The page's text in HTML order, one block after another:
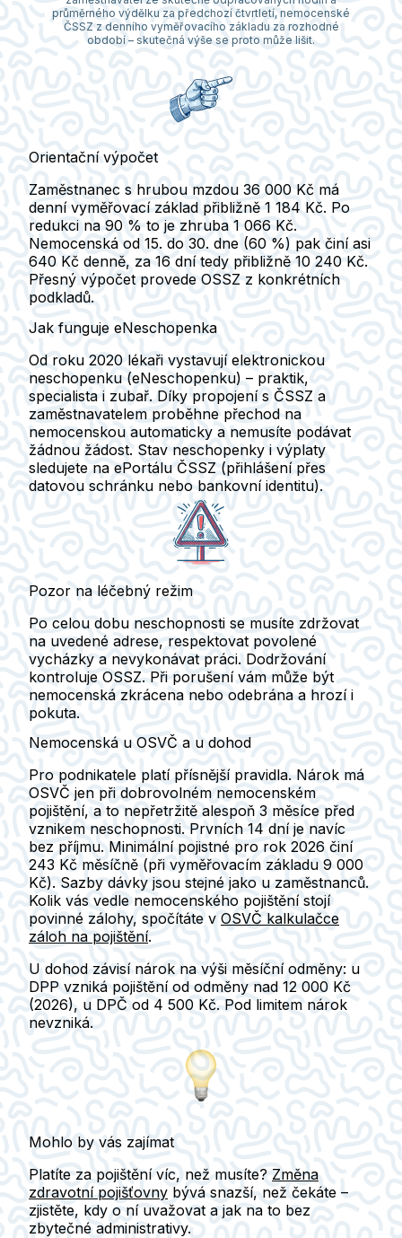
průměrného výdělku za předchozí čtvrtletí, nemocenské
ČSSZ z denního vyměřovacího základu za rozhodné
období – skutečná výše se proto může lišit.
Orientační výpočet
Zaměstnanec s hrubou mzdou 36 000 Kč má
denní vyměřovací základ přibližně 1 184 Kč. Po
redukci na 90 % to je zhruba 1 066 Kč.
Nemocenská od 15. do 30. dne (60 %) pak činí asi
640 Kč denně, za 16 dní tedy přibližně 10 240 Kč.
Přesný výpočet provede OSSZ z konkrétních
podkladů.
Jak funguje eNeschopenka
Od roku 2020 lékaři vystavují elektronickou
neschopenku (eNeschopenku) – praktik,
specialista i zubař. Díky propojení s ČSSZ a
zaměstnavatelem proběhne přechod na
nemocenskou automaticky a nemusíte podávat
žádnou žádost. Stav neschopenky i výplaty
sledujete na ePortálu ČSSZ (přihlášení přes
datovou schránku nebo bankovní identitu).
Pozor na léčebný režim
Po celou dobu neschopnosti se musíte zdržovat
na uvedené adrese, respektovat povolené
vycházky a nevykonávat práci. Dodržování
kontroluje OSSZ. Při porušení vám může být
nemocenská zkrácena nebo odebrána a hrozí i
pokuta.
Nemocenská u OSVČ a u dohod
Pro podnikatele platí přísnější pravidla. Nárok má
OSVČ jen při dobrovolném nemocenském
pojištění, a to nepřetržitě alespoň 3 měsíce před
vznikem neschopnosti. Prvních 14 dní je navíc
bez příjmu. Minimální pojistné pro rok 2026 činí
243 Kč měsíčně (při vyměřovacím základu 9 000
Kč). Sazby dávky jsou stejné jako u zaměstnanců.
Kolik vás vedle nemocenského pojištění stojí
povinné zálohy, spočítáte v OSVČ kalkulačce
záloh na pojištění.
U dohod závisí nárok na výši měsíční odměny: u
DPP vzniká pojištění od odměny nad 12 000 Kč
(2026), u DPČ od 4 500 Kč. Pod limitem nárok
nevzniká.
Mohlo by vás zajímat
Platíte za pojištění víc, než musíte? Změna
zdravotní pojišťovny bývá snazší, než čekáte –
zjistěte, kdy o ní uvažovat a jak na to bez
zbytečné administrativy.